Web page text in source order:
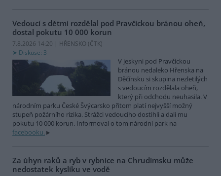
Vedoucí s dětmi rozdělal pod Pravčickou bránou oheň,
dostal pokutu 10 000 korun
7.8.2026 14:20 | HŘENSKO (ČTK)
Diskuse: 3
V jeskyni pod Pravčickou
bránou nedaleko Hřenska na
Děčínsku si skupina nezletilých
s vedoucím rozdělala oheň,
který při odchodu neuhasila. V
národním parku České Švýcarsko přitom platí nejvyšší možný
stupeň požárního rizika. Strážci vedoucího dostihli a dali mu
pokutu 10 000 korun. Informoval o tom národní park na
facebooku.
Za úhyn raků a ryb v rybníce na Chrudimsku může
nedostatek kyslíku ve vodě